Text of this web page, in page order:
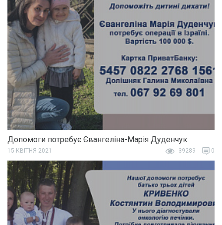
Допомоги потребує Євангеліна-Марія Дуденчук
15 КВІТНЯ 2021 39289 0